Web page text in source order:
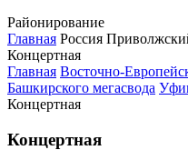
Районирование
Главная Россия
Концертная
Главная Восточно-
Башкирского мегасвода
Концертная
Концертная